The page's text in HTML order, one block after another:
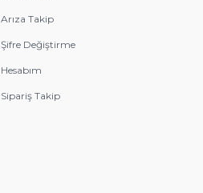
Arıza Takip
Şifre Değiştirme
Hesabım
Sipariş Takip